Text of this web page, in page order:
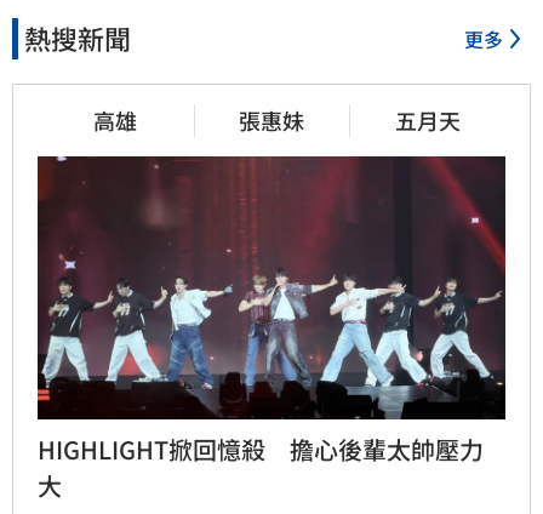
熱搜新聞 更多
高雄 張惠妹 五月天
HIGHLIGHT掀回憶殺　擔心後輩太帥壓力
大